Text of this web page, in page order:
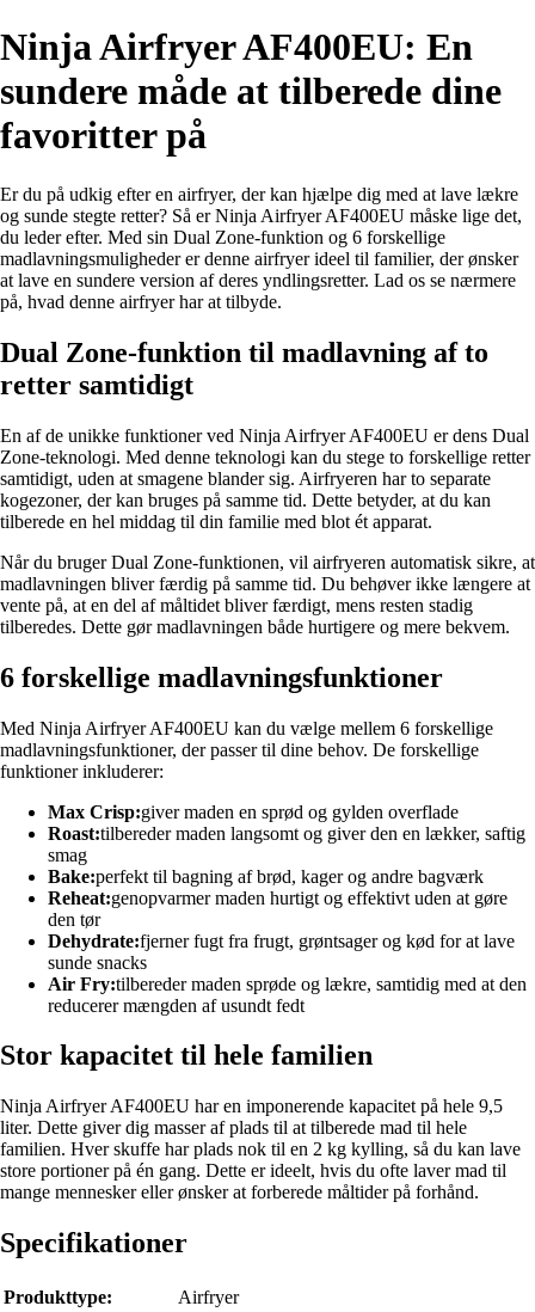
Ninja Airfryer AF400EU: En
sundere måde at tilberede dine
favoritter på
Er du på udkig efter en airfryer, der kan hjælpe dig med at lave lækre
og sunde stegte retter? Så er Ninja Airfryer AF400EU måske lige det,
du leder efter. Med sin Dual Zone-funktion og 6 forskellige
madlavningsmuligheder er denne airfryer ideel til familier, der ønsker
at lave en sundere version af deres yndlingsretter. Lad os se nærmere
på, hvad denne airfryer har at tilbyde.
Dual Zone-funktion til madlavning af to
retter samtidigt
En af de unikke funktioner ved Ninja Airfryer AF400EU er dens Dual
Zone-teknologi. Med denne teknologi kan du stege to forskellige retter
samtidigt, uden at smagene blander sig. Airfryeren har to separate
kogezoner, der kan bruges på samme tid. Dette betyder, at du kan
tilberede en hel middag til din familie med blot ét apparat.
Når du bruger Dual Zone-funktionen, vil airfryeren automatisk sikre, at
madlavningen bliver færdig på samme tid. Du behøver ikke længere at
vente på, at en del af måltidet bliver færdigt, mens resten stadig
tilberedes. Dette gør madlavningen både hurtigere og mere bekvem.
6 forskellige madlavningsfunktioner
Med Ninja Airfryer AF400EU kan du vælge mellem 6 forskellige
madlavningsfunktioner, der passer til dine behov. De forskellige
funktioner inkluderer:
Max Crisp:giver maden en sprød og gylden overflade
Roast:tilbereder maden langsomt og giver den en lækker, saftig
smag
Bake:perfekt til bagning af brød, kager og andre bagværk
Reheat:genopvarmer maden hurtigt og effektivt uden at gøre
den tør
Dehydrate:fjerner fugt fra frugt, grøntsager og kød for at lave
sunde snacks
Air Fry:tilbereder maden sprøde og lækre, samtidig med at den
reducerer mængden af usundt fedt
Stor kapacitet til hele familien
Ninja Airfryer AF400EU har en imponerende kapacitet på hele 9,5
liter. Dette giver dig masser af plads til at tilberede mad til hele
familien. Hver skuffe har plads nok til en 2 kg kylling, så du kan lave
store portioner på én gang. Dette er ideelt, hvis du ofte laver mad til
mange mennesker eller ønsker at forberede måltider på forhånd.
Specifikationer
Produkttype:
Airfryer